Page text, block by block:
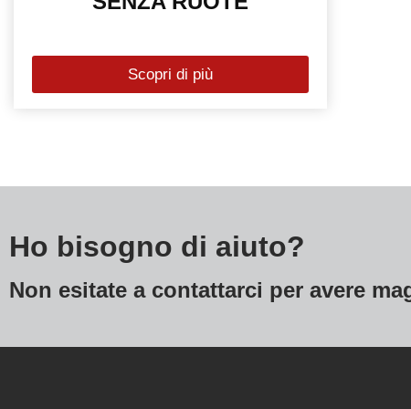
Scopri di più
Ho bisogno di aiuto?
Non esitate a contattarci per avere